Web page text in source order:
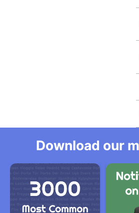
Download our